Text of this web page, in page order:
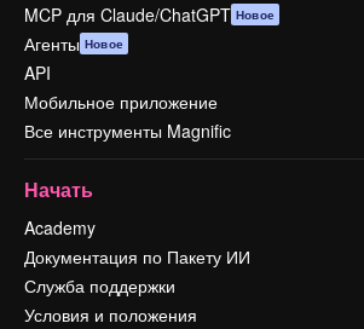
MCP для Claude/ChatGPT Новое
Агенты Новое
API
Мобильное приложение
Все инструменты Magnific
Начать
Academy
Документация по Пакету ИИ
Служба поддержки
Условия и положения